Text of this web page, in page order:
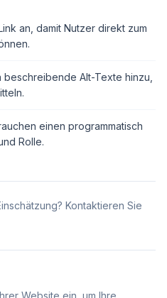
an, damit Nutzer direkt zum
beschreibende Alt-Texte hinzu,
einen programmatisch
Rolle.
Kontaktieren Sie
Website ein, um Ihre